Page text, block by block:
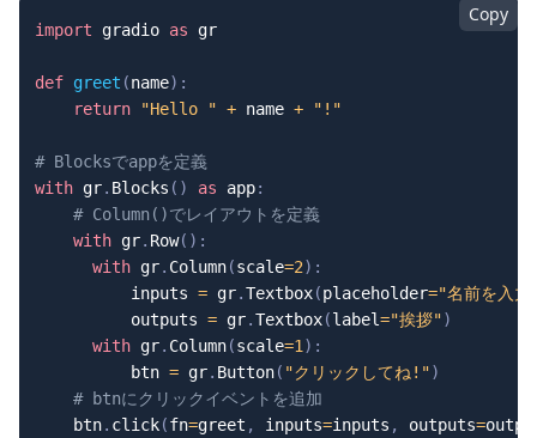
Copy
import gradio as gr
def greet (name) :
return
"Hello " + name + "!"
# Blocksでappを定義
with gr. Blocks ( ) as app:
# Column()でレイアウトを定義
with gr. Row( ) :
with gr. Column(scale=2) :
          inputs
= gr.Textbox(placeholder="名前を入
          outputs
= gr.Textbox(label="挨拶")
with gr. Column(scale=1 ) :
          btn
= gr. Button( "クリックしてね!")
# btnにクリックイベントを追加
    btn
. click(fn=greet , inputs=inputs , outputs=